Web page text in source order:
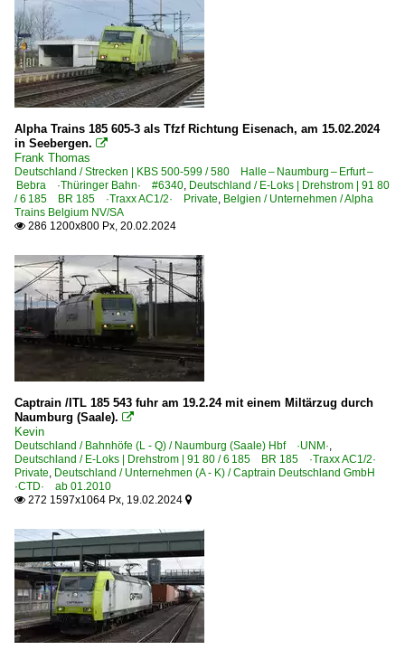
Alpha Trains 185 605-3 als Tfzf Richtung Eisenach, am 15.02.2024
in Seebergen. 
Frank Thomas
Deutschland / Strecken | KBS 500-599 / 580 Halle – Naumburg – Erfurt –
Bebra ·Thüringer Bahn· #6340, Deutschland / E-Loks | Drehstrom | 91 80
/ 6 185 BR 185 ·Traxx AC1/2· Private, Belgien / Unternehmen / Alpha
Trains Belgium NV/SA
 286 1200x800 Px, 20.02.2024
Captrain /ITL 185 543 fuhr am 19.2.24 mit einem Miltärzug durch
Naumburg (Saale). 
Kevin
Deutschland / Bahnhöfe (L - Q) / Naumburg (Saale) Hbf ·UNM·,
Deutschland / E-Loks | Drehstrom | 91 80 / 6 185 BR 185 ·Traxx AC1/2·
Private, Deutschland / Unternehmen (A - K) / Captrain Deutschland GmbH
·CTD· ab 01.2010
 272 1597x1064 Px, 19.02.2024 